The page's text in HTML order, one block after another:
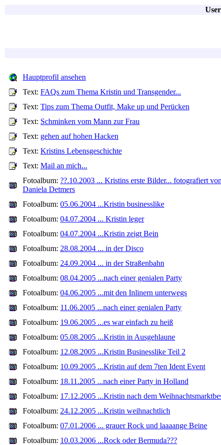
Hauptprofil ansehen
Text: FAQs zum Thema Kristin und Transgender...
Text: Tips zum Thema Outfit, Make up und Perücken
Text: Schminken vom Mann zur Frau
Text: gehen auf hohen Hacken
Text: Kristins Lebensgeschichte
Text: Mail an mich...
Fotoalbum: ??.10.2003 ... Kristins erste Bilder... fotografiert
Daniela Detmers
Fotoalbum: 05.06.2004 ...Kristin businesslike
Fotoalbum: 04.07.2004 ... Kristin leger
Fotoalbum: 04.07.2004 ...Kristin zeigt Bein
Fotoalbum: 28.08.2004 ... in der Disco
Fotoalbum: 24.09.2004 ... in der Straßenbahn
Fotoalbum: 08.04.2005 ...nach einer genialen Party
Fotoalbum: 04.06.2005 ...mit den Inlinern unterwegs
Fotoalbum: 11.06.2005 ...nach einer genialen Party
Fotoalbum: 19.06.2005 ...es war einfach zu heiß
Fotoalbum: 05.08.2005 ...Kristin in Ausgehlaune
Fotoalbum: 12.08.2005 ...Kristin Businesslike Teil 2
Fotoalbum: 10.09.2005 ...Kristin auf dem 7ten Ident Event
Fotoalbum: 18.11.2005 ...nach einer Party in Holland
Fotoalbum: 17.12.2005 ...Kristin nach dem
Fotoalbum: 24.12.2005 ...Kristin weihnachtlich
Fotoalbum: 07.01.2006 ... grauer Rock und laaaange Beine
Fotoalbum: 10.03.2006 ...Rock oder Bermuda???